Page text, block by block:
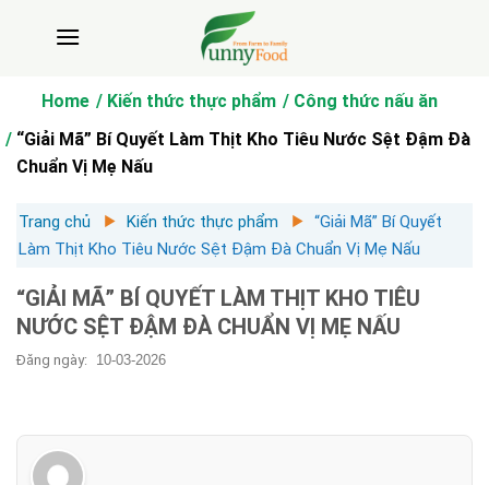
Home Kiến thức thực phẩm
Công thức nấu ăn
“Giải Mã” Bí Quyết Làm Thịt Kho Tiêu Nước Sệt Đậm Đà
Chuẩn Vị Mẹ Nấu
Trang chủ Kiến thức thực phẩm
“Giải Mã” Bí Quyết
Làm Thịt Kho Tiêu Nước Sệt Đậm Đà Chuẩn Vị Mẹ Nấu
“GIẢI MÃ” BÍ QUYẾT LÀM THỊT KHO TIÊU
NƯỚC SỆT ĐẬM ĐÀ CHUẨN VỊ MẸ NẤU
Đăng ngày: 10-03-2026